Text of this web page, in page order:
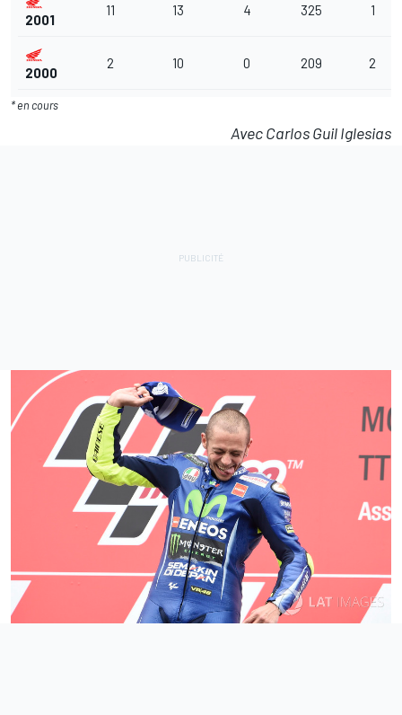
2001
11 13 4 325 1
2000
2 10 0 209 2
* en cours
Avec Carlos Guil Iglesias